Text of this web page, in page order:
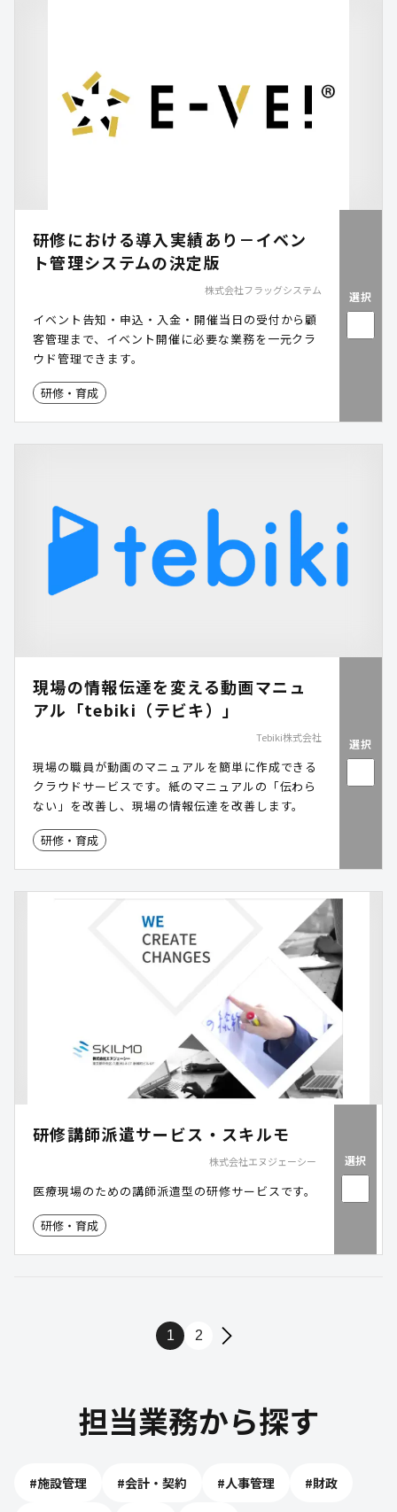
研修における導入実績あり－イベン
ト管理システムの決定版
株式会社フラッグシステム
イベント告知・申込・入金・開催当日の受付から顧
客管理まで、イベント開催に必要な業務を一元クラ
ウド管理できます。
研修・育成
選択
現場の情報伝達を変える動画マニュ
アル「tebiki（テビキ）」
Tebiki株式会社
現場の職員が動画のマニュアルを簡単に作成できる
クラウドサービスです。紙のマニュアルの「伝わら
ない」を改善し、現場の情報伝達を改善します。
研修・育成
選択
研修講師派遣サービス・スキルモ
株式会社エヌジェーシー
医療現場のための講師派遣型の研修サービスです。
研修・育成
選択
1 2
担当業務から探す
#施設管理 #会計・契約 #人事管理 #財政